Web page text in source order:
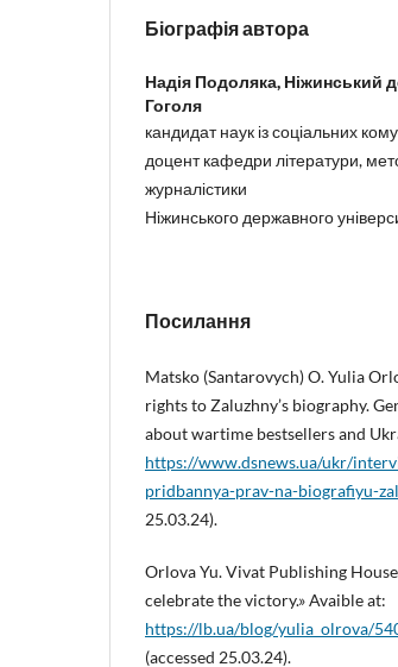
Біографія автора
Надія Подоляка, Ніжинський
Гоголя
кандидат наук із соціальних
доцент кафедри літератури,
журналістики
Ніжинського державного
Посилання
Matsko (Santarovych) O. Yulia
rights to Zaluzhny’s biography.
about wartime bestsellers and
https://www.dsnews.ua/ukr/
pridbannya-prav-na-biografiyu-
25.03.24).
Orlova Yu. Vivat Publishing
celebrate the victory.» Avaible at:
https://lb.ua/blog/yulia_olrova/
(accessed 25.03.24).